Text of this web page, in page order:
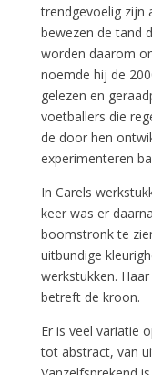
trendgevoelig zijn
bewezen de tand
worden daarom
noemde hij de
gelezen en
voetballers die
de door hen
experimenteren
In Carels
keer was er
boomstronk te
uitbundige
werkstukken.
betreft de kroon.
Er is veel variatie
tot abstract, van